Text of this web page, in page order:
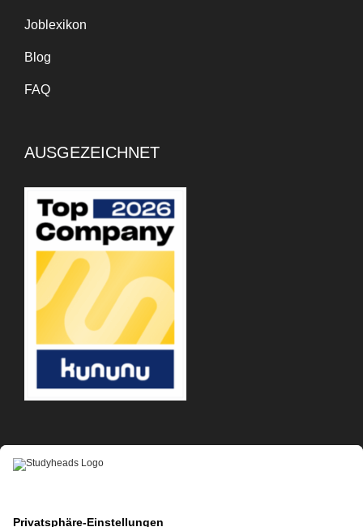
Joblexikon
Blog
FAQ
AUSGEZEICHNET